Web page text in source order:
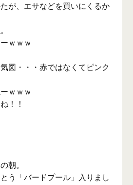
が、エサなどを買いにくるか
ｗｗｗ
図・・・赤ではなくてピンク
ｗｗｗ
！！
朝。
「バードプール」入りまし